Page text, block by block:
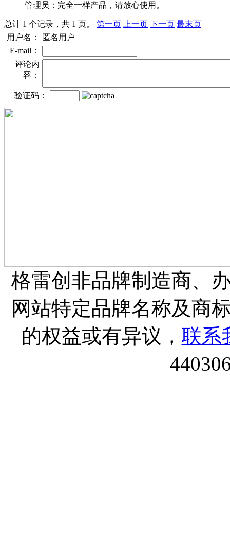
管理员： 完全一样产品，请放心使用。
总计 1 个记录，共 1 页。 第一页 上一页 下一页 最末页
用户名：
匿名用户
E-mail：
评论内
容：
验证码：
格雷创非品牌制造商、
网站特定品牌名称及商
的权益或有异议， 联系